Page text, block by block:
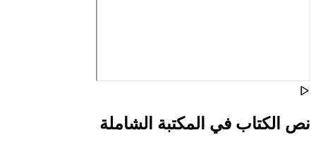
نص الكتاب في المكتبة الشاملة